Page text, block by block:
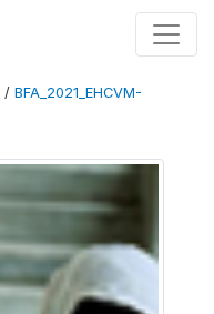
/ BFA_2021_EHCVM-